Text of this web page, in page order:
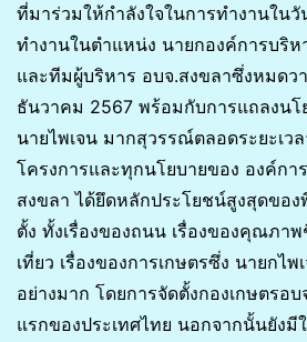
ที่มาร่วมให้กำลังใจในการทำงานใน
ทำงานในตำแหน่ง นายกองค์การบริห
และทีมผู้บริหาร อบจ.สงขลาซึ่งหมดว
ธันวาคม 2567 พร้อมกับการแถลงนโ
นายไพเจน มากสุวรรณ์ตลอดระยะเว
โครงการและทุกนโยบายของ องค์กา
สงขลา ได้ยึดหลักประโยชน์สูงสุดขอ
ตั้ง ทั้งเรื่องของถนน เรื่องของคุณภาพ
เที่ยว เรื่องของการเกษตรซึ่ง นายกไพ
อย่างมาก โดยการจัดตั้งกองเกษตรอ
แรกของประเทศไทย นอกจากนั้นยังมี